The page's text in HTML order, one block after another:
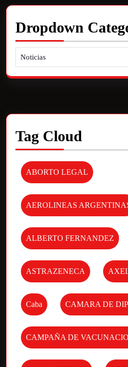
Dropdown
Tag Cloud
ABORTO LEGAL
AEROLINEAS
ALBERTO FERNANDEZ
ASTRAZENECA
Caba CAMARA DE
CAMPAÑA DE